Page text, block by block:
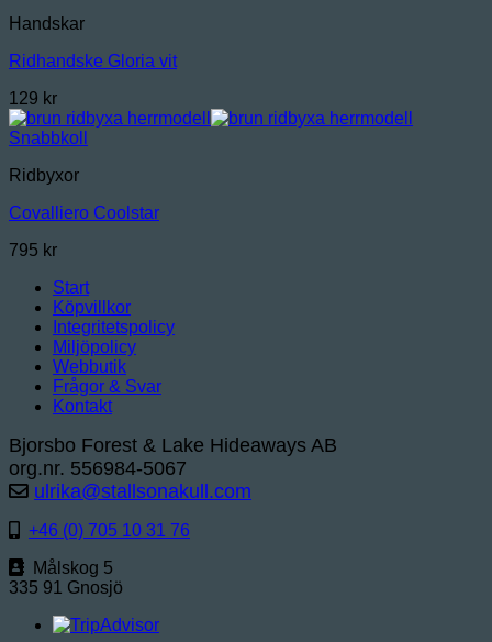
Handskar
Ridhandske Gloria vit
129 kr
Snabbkoll
Ridbyxor
Covalliero Coolstar
795 kr
Start
Köpvillkor
Integritetspolicy
Miljöpolicy
Webbutik
Frågor & Svar
Kontakt
Bjorsbo Forest & Lake Hideaways AB
org.nr. 556984-5067
ulrika@stallsonakull.com
+46 (0) 705 10 31 76
Målskog 5
335 91 Gnosjö